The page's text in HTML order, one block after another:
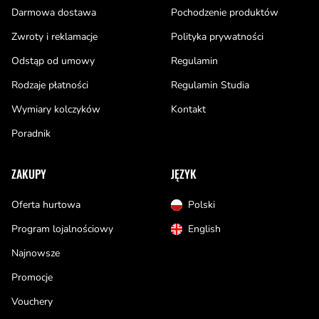
Darmowa dostawa
Zwroty i reklamacje
Odstąp od umowy
Rodzaje płatności
Wymiary kolczyków
Poradnik
Pochodzenie produktów
Polityka prywatności
Regulamin
Regulamin Studia
Kontakt
ZAKUPY
Oferta hurtowa
Program lojalnościowy
Najnowsze
Promocje
Vouchery
JĘZYK
Polski
English